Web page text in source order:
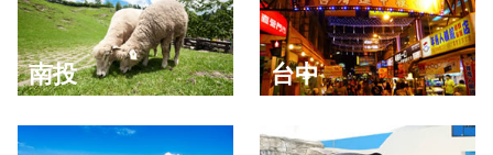
南投 台中